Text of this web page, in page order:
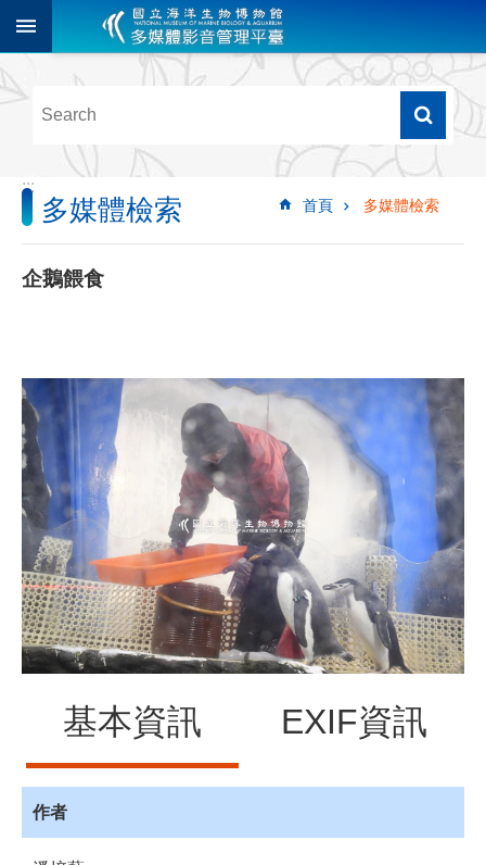
跳到主要內容區塊
階
尋
多
媒
體
檢
像
音
音
源
訊
息
發
布
諮
詢
會
員
專
區
:::
首頁 多媒體檢索
多媒體檢索
企鵝餵食
基本資訊 EXIF資訊
作者